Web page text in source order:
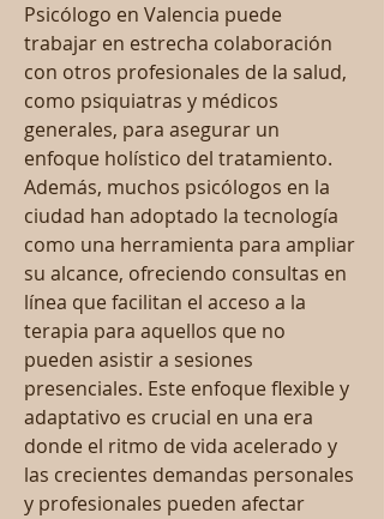
Psicólogo en Valencia puede
trabajar en estrecha colaboración
con otros profesionales de la salud,
como psiquiatras y médicos
generales, para asegurar un
enfoque holístico del tratamiento.
Además, muchos psicólogos en la
ciudad han adoptado la tecnología
como una herramienta para ampliar
su alcance, ofreciendo consultas en
línea que facilitan el acceso a la
terapia para aquellos que no
pueden asistir a sesiones
presenciales. Este enfoque flexible y
adaptativo es crucial en una era
donde el ritmo de vida acelerado y
las crecientes demandas personales
y profesionales pueden afectar